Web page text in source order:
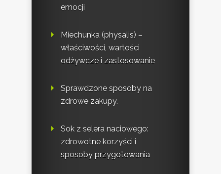
emocji
Miechunka (physalis) –
właściwości, wartości
odżywcze i zastosowanie
Sprawdzone sposoby na
zdrowe zakupy.
Sok z selera naciowego:
zdrowotne korzyści i
sposoby przygotowania